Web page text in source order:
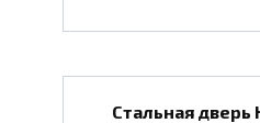
Стальная дверь